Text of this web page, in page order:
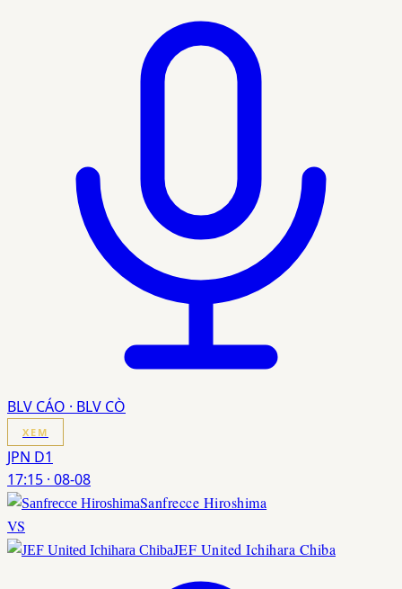
BLV CÁO · BLV CÒ
XEM
JPN D1
17:15 · 08-08
Sanfrecce Hiroshima
VS
JEF United Ichihara Chiba